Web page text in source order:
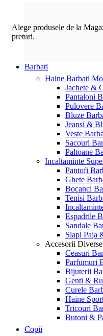
Alege produsele de la
preturi.
Barbati
Haine Barbati
Jachete &
Pantaloni
Pulovere
Bluze
Jeansi &
Veste
Sacouri
Paltoane
Incaltaminte
Pantofi
Ghete
Bocanci
Tenisi
Espadrile
Sandale
Slapi Paja
Accesorii Diverse
Ceasuri
Parfumuri
Bijuterii
Genti &
Curele
Haine
Tricouri
Butoni &
Copii